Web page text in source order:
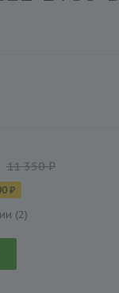
11 350 ₽
₽
(2)